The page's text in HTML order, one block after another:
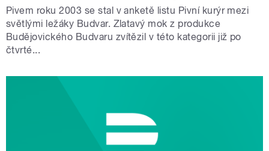
Pivem roku 2003 se stal v anketě listu Pivní kurýr mezi
světlými ležáky Budvar. Zlatavý mok z produkce
Budějovického Budvaru zvítězil v této kategorii již po
čtvrté...